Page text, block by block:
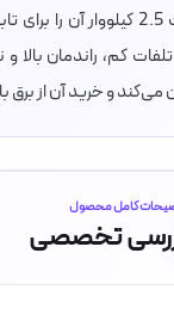
ظرفیت 2.5 کیلووار
کم، راندمان بالا
و خرید آن از برق
کامل محصول
تخصصی